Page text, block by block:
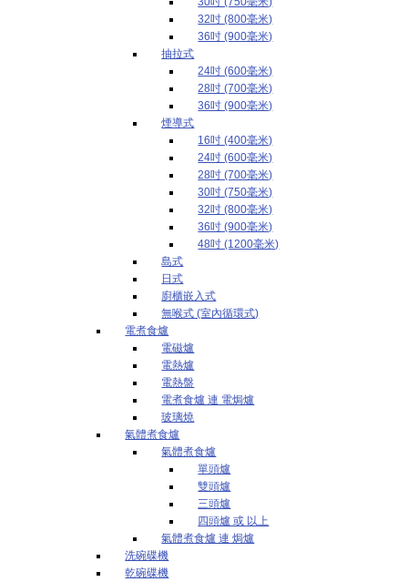
32吋 (800毫米)
36吋 (900毫米)
抽拉式
24吋 (600毫米)
28吋 (700毫米)
36吋 (900毫米)
煙導式
16吋 (400毫米)
24吋 (600毫米)
28吋 (700毫米)
30吋 (750毫米)
32吋 (800毫米)
36吋 (900毫米)
48吋 (1200毫米)
島式
日式
廚櫃嵌入式
無喉式 (室內循環式)
電煮食爐
電磁爐
電熱爐
電熱盤
電煮食爐 連 電焗爐
玻璃燒
氣體煮食爐
氣體煮食爐
單頭爐
雙頭爐
三頭爐
四頭爐 或 以上
氣體煮食爐 連 焗爐
洗碗碟機
乾碗碟機